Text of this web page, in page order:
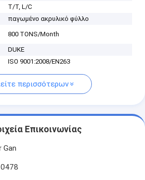
T/T, L/C
παγωμένο ακρυλικό φύλλο
800 TONS/Month
DUKE
ISO 9001:2008/EN263
περισσότερων
Επικοινωνίας
Gan